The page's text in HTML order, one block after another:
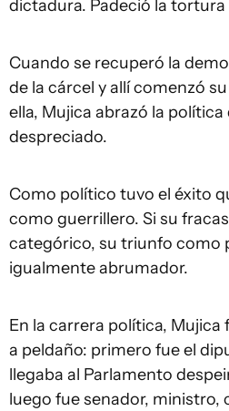
dictadura. Padeció la tortura
Cuando se recuperó la
de la cárcel y allí comenzó
ella, Mujica abrazó la
despreciado.
Como político tuvo el éxito
como guerrillero. Si su
categórico, su triunfo como
igualmente abrumador.
En la carrera política,
a peldaño: primero fue el
llegaba al Parlamento
luego fue senador, ministro,